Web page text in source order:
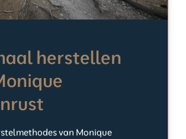
herstellen
van Monique